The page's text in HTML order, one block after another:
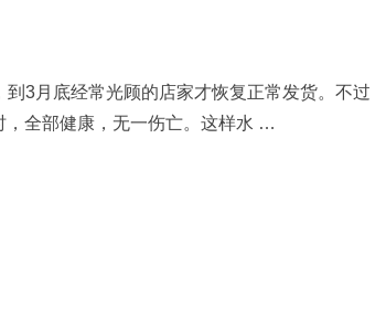
3月底经常光顾的店家才恢复正常发货。不过
，全部健康，无一伤亡。这样水 …